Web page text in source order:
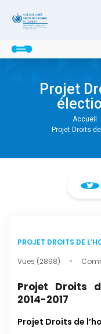
Projet
Accueil
Projet Droits
PROJET DROITS DE
Vues (2898)
Projet Droits
2014-2017
Projet Droits de